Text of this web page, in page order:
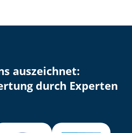
auszeichnet:
durch Experten